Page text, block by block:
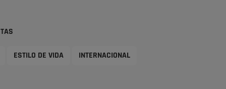
ESTILO DE VIDA INTERNACIONAL